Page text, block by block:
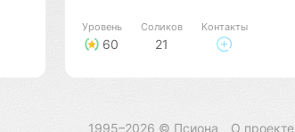
Уровень
60
Соликов
21
Контакты
1995–2026 © Псиона О проекте